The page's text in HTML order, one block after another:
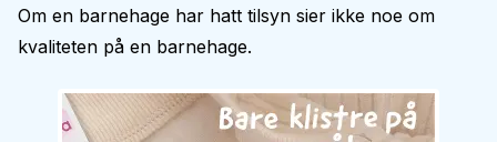
Om en barnehage har hatt tilsyn sier ikke noe om
kvaliteten på en barnehage.